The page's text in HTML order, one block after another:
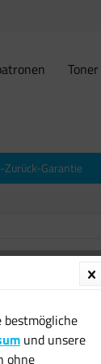
Toner
Zurück-Garantie
Tube
Kühlend
bestmögliche
und unsere
ohne